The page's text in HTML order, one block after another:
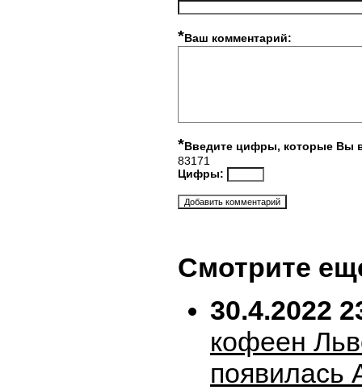
*Ваш комментарий:
*Введите цифры, которые Вы
83171
Цифры:
Смотрите
30.4.2022
кофеен
появилась